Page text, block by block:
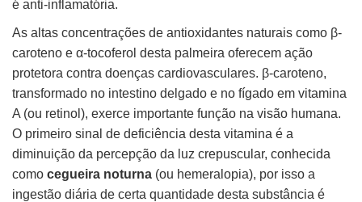
é anti-inflamatória.
As altas concentrações de antioxidantes naturais como β-
caroteno e α-tocoferol desta palmeira oferecem ação
protetora contra doenças cardiovasculares. β-caroteno,
transformado no intestino delgado e no fígado em vitamina
A (ou retinol), exerce importante função na visão humana.
O primeiro sinal de deficiência desta vitamina é a
diminuição da percepção da luz crepuscular, conhecida
como cegueira noturna (ou hemeralopia), por isso a
ingestão diária de certa quantidade desta substância é